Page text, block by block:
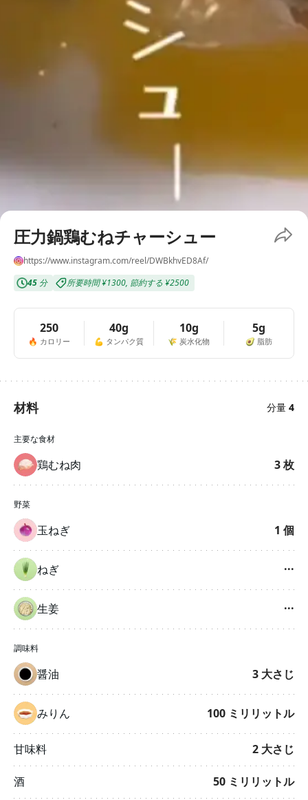
圧力鍋鶏むねチャーシュー
https://www.instagram.com/reel/DWBkhvED8Af/
45 分 所要時間¥1300, 節約する ¥2500
250
🔥 カロリー
40g
💪 タンパク質
10g
🌾 炭水化物
5g
🥑 脂肪
材料 分量 4
主要な食材
鶏むね肉 3枚
野菜
玉ねぎ 1 個
ねぎ ···
生姜 ···
調味料
醤油 3 大さじ
みりん 100 ミリリットル
甘味料 2 大さじ
酒 50 ミリリットル